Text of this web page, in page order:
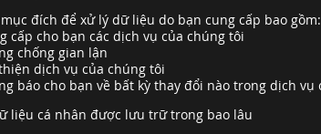
mục đích để xử lý dữ liệu do bạn cung cấp bao gồm:
cấp cho bạn các dịch vụ của chúng tôi
chống gian lận
dịch vụ của chúng tôi
báo cho bạn về bất kỳ thay đổi nào trong dịch vụ
liệu cá nhân được lưu trữ trong bao lâu